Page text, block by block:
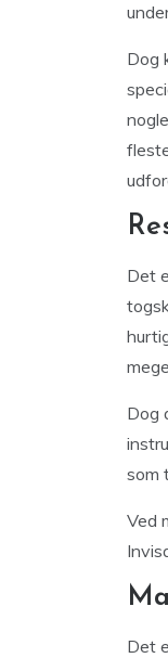
Dog
Det
Dog
som
Ved
Det